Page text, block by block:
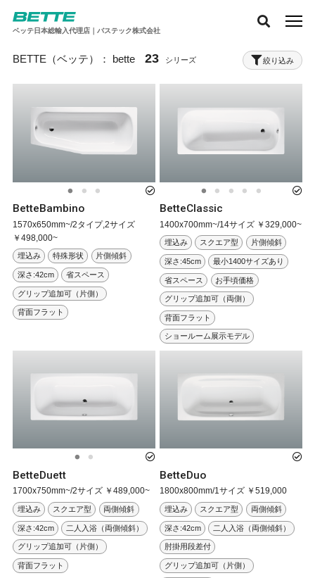
ベッテ日本総輸入代理店｜バステック株式会社
BETTE（ベッテ）： bette 23 絞り込み
BetteBambino
1570x650mm~/2タイプ,2サイズ
￥498,000~
埋込み 特殊形状 片側傾斜
深さ:42cm 省スペース
グリップ追加可（片側）
背面フラット
BetteClassic
1400x700mm~/14サイズ ￥329,000~
埋込み スクエア型 片側傾斜
深さ:45cm 最小1400サイズあり
省スペース お手頃価格
グリップ追加可（両側）
背面フラット
ショールーム展示モデル
BetteDuett
1700x750mm~/2サイズ ￥489,000~
埋込み スクエア型 両側傾斜
深さ:42cm 二人入浴（両側傾斜）
グリップ追加可（片側）
背面フラット
BetteDuo
1800x800mm/1サイズ ￥519,000
埋込み スクエア型 両側傾斜
深さ:42cm 二人入浴（両側傾斜）
肘掛用段差付
グリップ追加可（片側）